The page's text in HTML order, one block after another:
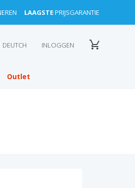
LAAGSTEPRIJSGARANTIE
DEUTCH INLOGGEN
Outlet